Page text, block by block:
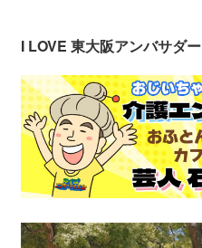
I LOVE 東大阪アンバサダー